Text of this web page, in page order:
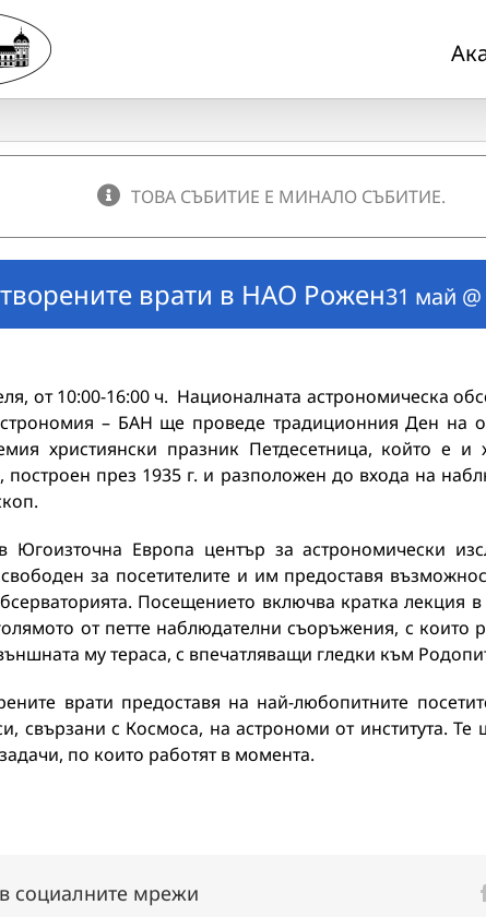
ТОВА СЪБИТИЕ Е МИНАЛО СЪБИТИЕ.
врати в НАО Рожен31 май
от 10:00-16:00 ч. Националната астрономическа
– БАН ще проведе традиционния Ден на
християнски празник Петдесетница, който е и
построен през 1935 г. и разположен до входа на
Югоизточна Европа център за астрономически
за посетителите и им предоставя
Посещението включва кратка лекция
от петте наблюдателни съоръжения, с които
му тераса, с впечатляващи гледки към
врати предоставя на най-любопитните
свързани с Космоса, на астрономи от института.
по които работят в момента.
социалните мрежи